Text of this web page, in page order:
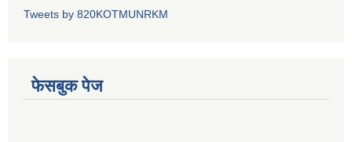
Tweets by 820KOTMUNRKM
फेसबुक पेज